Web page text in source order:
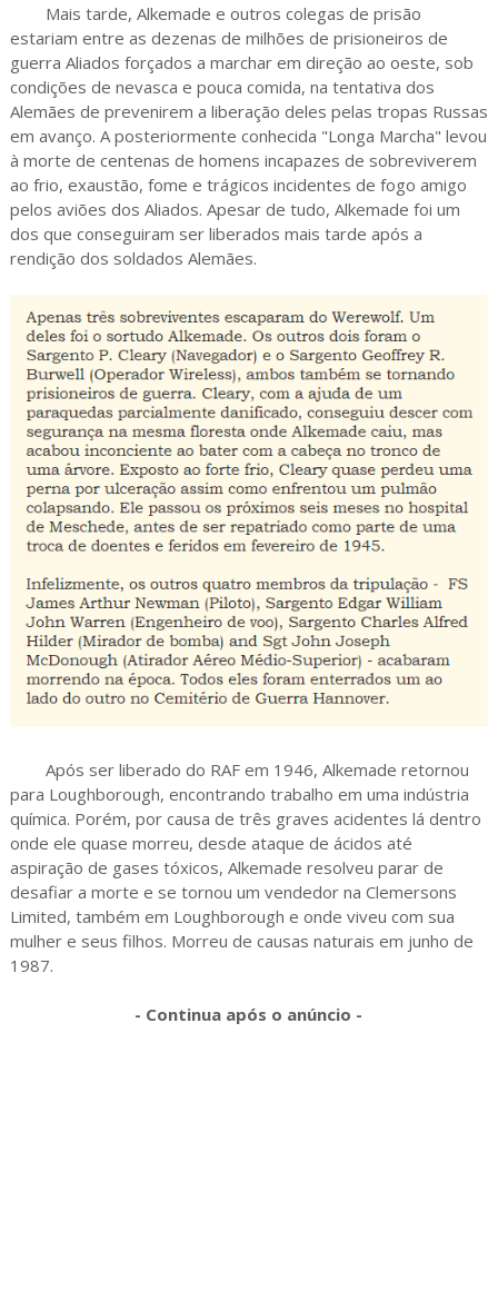
Mais tarde, Alkemade e outros colegas de prisão
estariam entre as dezenas de milhões de prisioneiros de
guerra Aliados forçados a marchar em direção ao oeste, sob
condições de nevasca e pouca comida, na tentativa dos
Alemães de prevenirem a liberação deles pelas tropas Russas
em avanço. A posteriormente conhecida "Longa Marcha" levou
à morte de centenas de homens incapazes de sobreviverem
ao frio, exaustão, fome e trágicos incidentes de fogo amigo
pelos aviões dos Aliados. Apesar de tudo, Alkemade foi um
dos que conseguiram ser liberados mais tarde após a
rendição dos soldados Alemães.
Após ser liberado do RAF em 1946, Alkemade retornou
para Loughborough, encontrando trabalho em uma indústria
química. Porém, por causa de três graves acidentes lá dentro
onde ele quase morreu, desde ataque de ácidos até
aspiração de gases tóxicos, Alkemade resolveu parar de
desafiar a morte e se tornou um vendedor na Clemersons
Limited, também em Loughborough e onde viveu com sua
mulher e seus filhos. Morreu de causas naturais em junho de
1987.
- Continua após o anúncio -